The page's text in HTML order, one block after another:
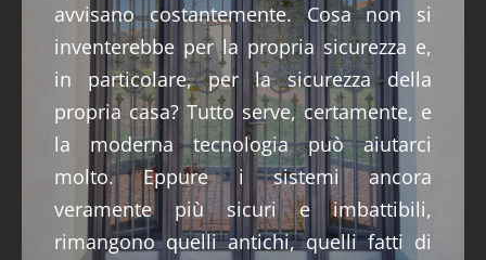
avvisano costantemente. Cosa non si
inventerebbe per la propria sicurezza e,
in particolare, per la sicurezza della
propria casa? Tutto serve, certamente, e
la moderna tecnologia può aiutarci
molto. Eppure i sistemi ancora
veramente più sicuri e imbattibili,
rimangono quelli antichi, quelli fatti di